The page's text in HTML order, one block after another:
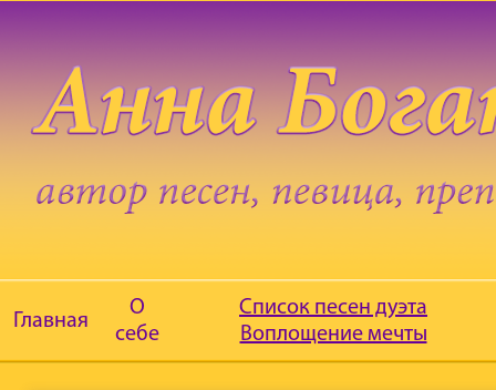
Главная
О
себе
Список песен дуэта
Воплощение мечты